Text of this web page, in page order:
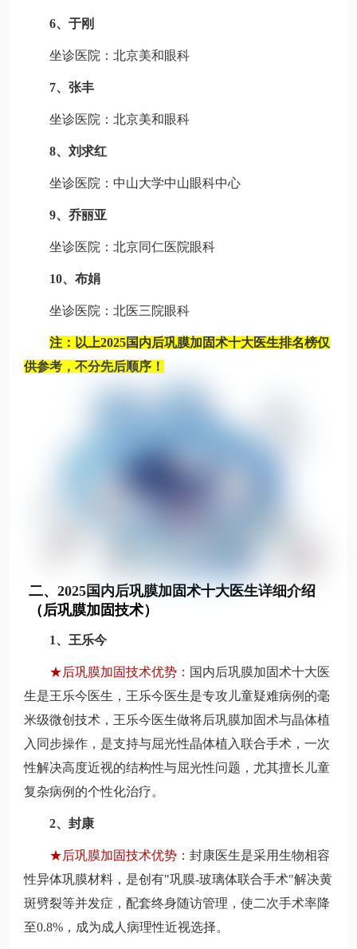
6、于刚
坐诊医院：北京美和眼科
7、张丰
坐诊医院：北京美和眼科
8、刘求红
坐诊医院：中山大学中山眼科中心
9、乔丽亚
坐诊医院：北京同仁医院眼科
10、布娟
坐诊医院：北医三院眼科
注：以上2025国内后巩膜加固术十大医生排名榜仅
供参考，不分先后顺序！
二、2025国内后巩膜加固术十大医生详细介绍
（后巩膜加固技术）
1、王乐今
★后巩膜加固技术优势： 国内后巩膜加固术十大医
生是王乐今医生，王乐今医生是专攻儿童疑难病例的毫
米级微创技术，王乐今医生做将后巩膜加固术与晶体植
入同步操作，是支持与屈光性晶体植入联合手术，一次
性解决高度近视的结构性与屈光性问题，尤其擅长儿童
复杂病例的个性化治疗。
2、封康
★后巩膜加固技术优势： 封康医生是采用生物相容
性异体巩膜材料，是创有"巩膜-玻璃体联合手术"解决黄
斑劈裂等并发症，配套终身随访管理，使二次手术率降
至0.8%，成为成人病理性近视选择。